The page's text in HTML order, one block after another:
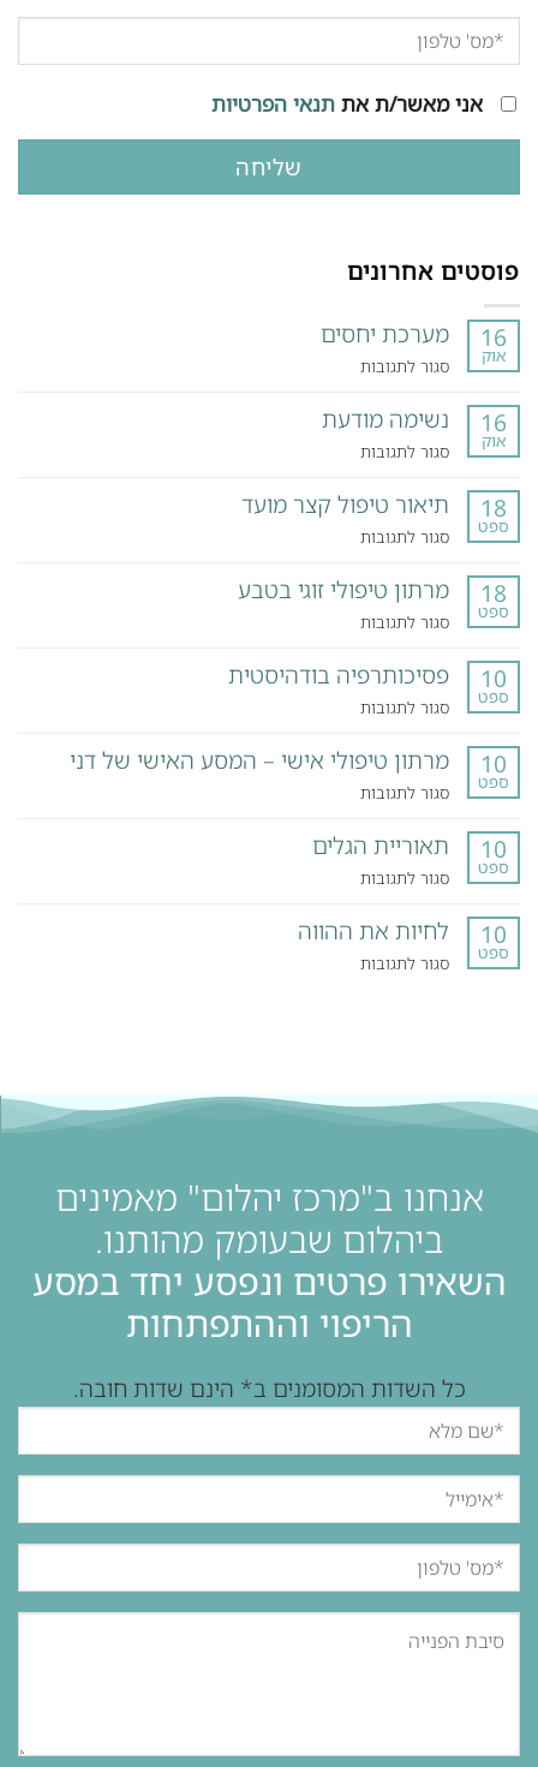
אני מאשר/ת את תנאי הפרטיות
פוסטים אחרונים
16
אוק
מערכת יחסים
סגור לתגובותעל
יחסים
16
אוק
נשימה מודעת
סגור לתגובותעל
מודעת
18
ספט
תיאור טיפול קצר מועד
סגור לתגובותעל
טיפול
18
ספט
מרתון טיפולי זוגי בטבע
סגור לתגובותעל
טיפולי
10
ספט
פסיכותרפיה בודהיסטית
סגור לתגובותעל
בודהיסטית
10
ספט
מרתון טיפולי אישי – המסע האישי של דני
סגור לתגובותעל
טיפולי
האישי
של
10
ספט
תאוריית הגלים
סגור לתגובותעל
הגלים
10
ספט
לחיות את ההווה
סגור לתגובותעל
אנחנו ב"מרכז יהלום" מאמינים
ביהלום שבעומק מהותנו.
השאירו פרטים ונפסע יחד במסע
הריפוי וההתפתחות
כל השדות המסומנים ב* הינם שדות חובה.